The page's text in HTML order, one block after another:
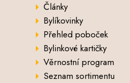
Články
Bylíkovinky
Přehled poboček
Bylinkové kartičky
Věrnostní program
Seznam sortimentu